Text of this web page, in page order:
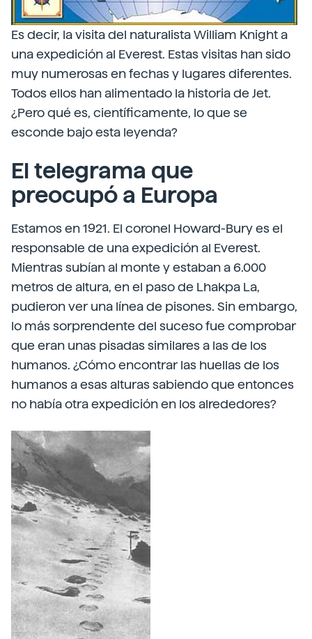
Es decir, la visita del naturalista William Knight a
una expedición al Everest. Estas visitas han sido
muy numerosas en fechas y lugares diferentes.
Todos ellos han alimentado la historia de Jet.
¿Pero qué es, científicamente, lo que se
esconde bajo esta leyenda?
El telegrama que
preocupó a Europa
Estamos en 1921. El coronel Howard-Bury es el
responsable de una expedición al Everest.
Mientras subían al monte y estaban a 6.000
metros de altura, en el paso de Lhakpa La,
pudieron ver una línea de pisones. Sin embargo,
lo más sorprendente del suceso fue comprobar
que eran unas pisadas similares a las de los
humanos. ¿Cómo encontrar las huellas de los
humanos a esas alturas sabiendo que entonces
no había otra expedición en los alrededores?